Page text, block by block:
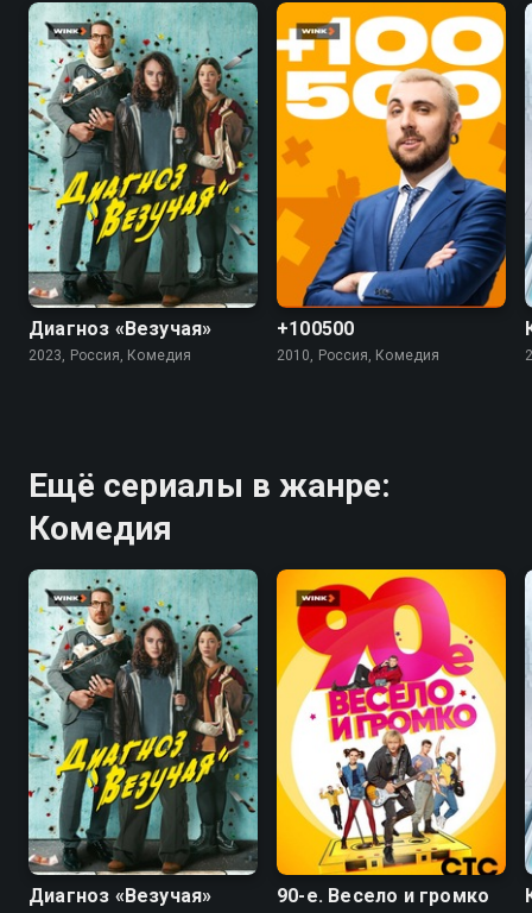
7.4
Диагноз «Везучая»
2023, Россия, Комедия
5.5 4.5
+100500
2010, Россия, Комедия
Ещё сериалы в жанре:
Комедия
7.4
Диагноз «Везучая»
7.7
90-е. Весело и громко